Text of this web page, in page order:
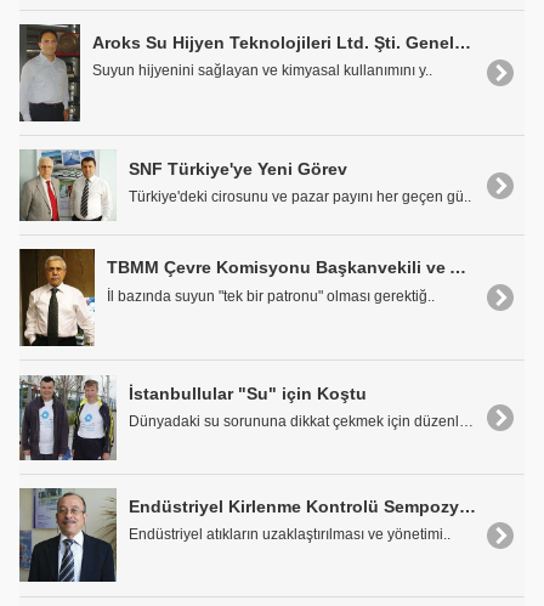
Aroks Su Hijyen Teknolojileri Ltd. Şti. Genel Müdürü H. Can Sükan: "İyonizasyon hem Tasarruf hem Suda Kalite Sağlıyor!.."
Suyun hijyenini sağlayan ve kimyasal kullanımını y..
SNF Türkiye'ye Yeni Görev
Türkiye'deki cirosunu ve pazar payını her geçen gü..
TBMM Çevre Komisyonu Başkanvekili ve AB Uyum Komisyonu Üyesi Prof. Dr. Mustafa Öztürk: "İl Bazında Suyun Tek Bir Patronu Olur"
İl bazında suyun "tek bir patronu" olması gerektiğ..
İstanbullular "Su" için Koştu
Dünyadaki su sorununa dikkat çekmek için düzenlene..
Endüstriyel Kirlenme Kontrolü Sempozyumu Haziranda Düzenleniyor
Endüstriyel atıkların uzaklaştırılması ve yönetimi..